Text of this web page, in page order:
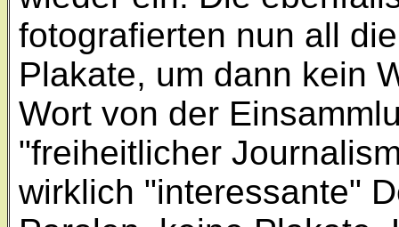
fotografierten nun all
Plakate, um dann kein
Wort von der
"freiheitlicher
wirklich "interessante"